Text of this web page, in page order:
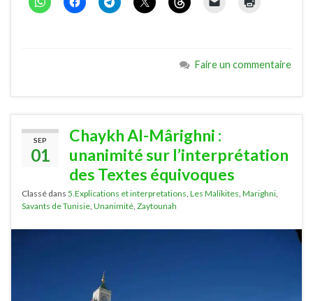
Faire un commentaire
SEP
01
Chaykh Al-Mârighni :
unanimité sur l’interprétation
des Textes équivoques
Classé dans 5.Explications et interpretations Les Malikites Marighni
Savants de Tunisie Unanimité Zaytounah